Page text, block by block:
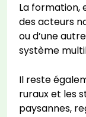
La
des acteurs
ou d’une
système
Il reste
ruraux et les
paysannes,